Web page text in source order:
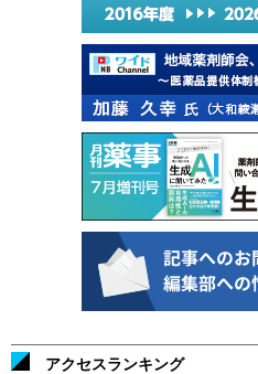
アクセスランキング